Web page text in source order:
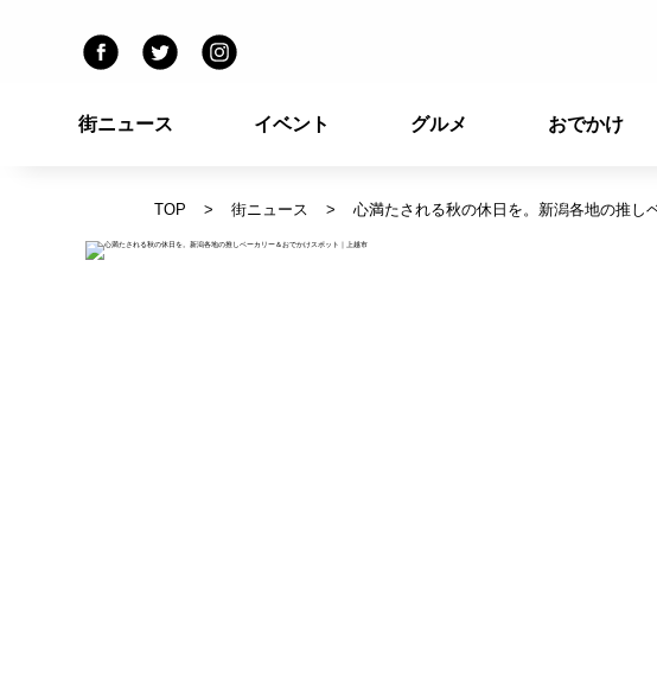
街ニュース イベント グルメ おでかけ
TOP 街ニュース 心満たされる秋の休日を。新潟各地の推し